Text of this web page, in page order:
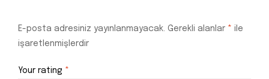
E-posta adresiniz yayınlanmayacak. Gerekli alanlar * ile
işaretlenmişlerdir
Your rating *